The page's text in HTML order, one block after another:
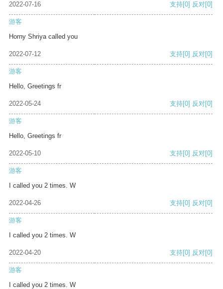
2022-07-16 支持[0] 反对[0]
游客
Horny Shriya called you
2022-07-12 支持[0] 反对[0]
游客
Hello, Greetings fr
2022-05-24 支持[0] 反对[0]
游客
Hello, Greetings fr
2022-05-10 支持[0] 反对[0]
游客
I called you 2 times. W
2022-04-26 支持[0] 反对[0]
游客
I called you 2 times. W
2022-04-20 支持[0] 反对[0]
游客
I called you 2 times. W